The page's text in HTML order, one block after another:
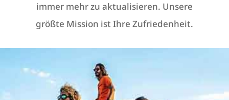
immer mehr zu aktualisieren. Unsere
größte Mission ist Ihre Zufriedenheit.